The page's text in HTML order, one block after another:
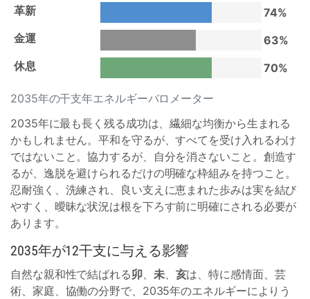
2035年の干支年エネルギーバロメーター
革新
74%
金運
63%
休息
70%
2035年に最も長く残る成功は、繊細な均衡から生まれる
かもしれません。平和を守るが、すべてを受け入れるわけ
ではないこと。協力するが、自分を消さないこと。創造す
るが、逸脱を避けられるだけの明確な枠組みを持つこと。
忍耐強く、洗練され、良い支えに恵まれた歩みは実を結び
やすく、曖昧な状況は根を下ろす前に明確にされる必要が
あります。
2035年が12干支に与える影響
自然な親和性で結ばれる卯、 未、 亥は、特に感情面、芸
術、家庭、協働の分野で、2035年のエネルギーによりう